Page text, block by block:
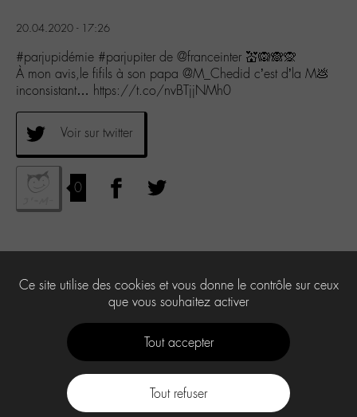
20.04.2020 - 17:26
#parjupidémie #parjupiter de @franceinter 💒🙉🙈🙊
À mon avis,le fifils à son papa @M_Chedid c’est d’la M💩
inconsistant… https://t.co/nvBTjjNMh0
Voir sur twitter
0
Ce site utilise des cookies et vous donne le contrôle sur ceux
que vous souhaitez activer
Tout accepter
Tout refuser